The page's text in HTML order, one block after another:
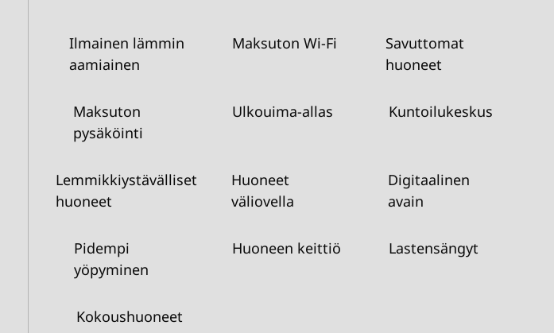
Ilmainen lämmin
aamiainen
Maksuton Wi-Fi
Savuttomat
huoneet
Maksuton
pysäköinti
Ulkouima-allas Kuntoilukeskus
Lemmikkiystävälliset
huoneet
Huoneet
väliovella
Digitaalinen
avain
Pidempi
yöpyminen
Huoneen keittiö Lastensängyt
Kokous­huoneet